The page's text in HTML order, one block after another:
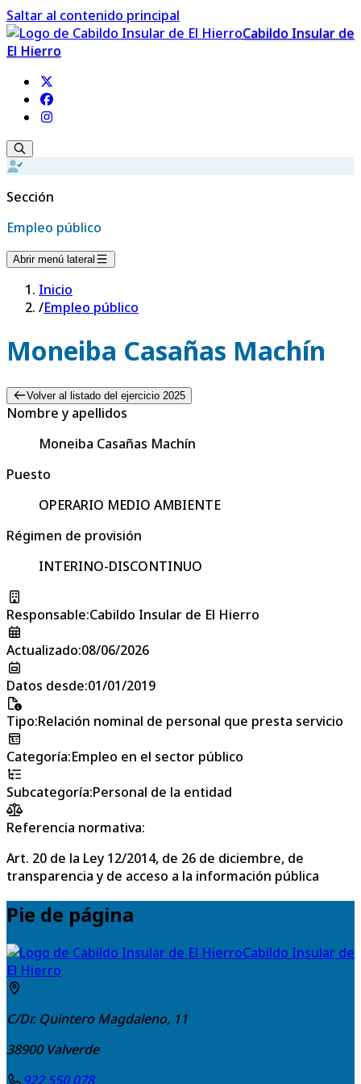
Saltar al contenido principal
Cabildo Insular de
El Hierro
Sección
Empleo público
Abrir menú lateral
Inicio
/Empleo público
Moneiba Casañas Machín
Volver al listado del ejercicio 2025
Nombre y apellidos
Moneiba Casañas Machín
Puesto
OPERARIO MEDIO AMBIENTE
Régimen de provisión
INTERINO-DISCONTINUO
Responsable:Cabildo Insular de El Hierro
Actualizado:08/06/2026
Datos desde:01/01/2019
Tipo:Relación nominal de personal que presta servicio
Categoría:Empleo en el sector público
Subcategoría:Personal de la entidad
Referencia normativa:
Art. 20 de la Ley 12/2014, de 26 de diciembre, de
transparencia y de acceso a la información pública
Pie de página
Cabildo Insular de
El Hierro
C/Dr. Quintero Magdaleno, 11
38900 Valverde
922 550 078